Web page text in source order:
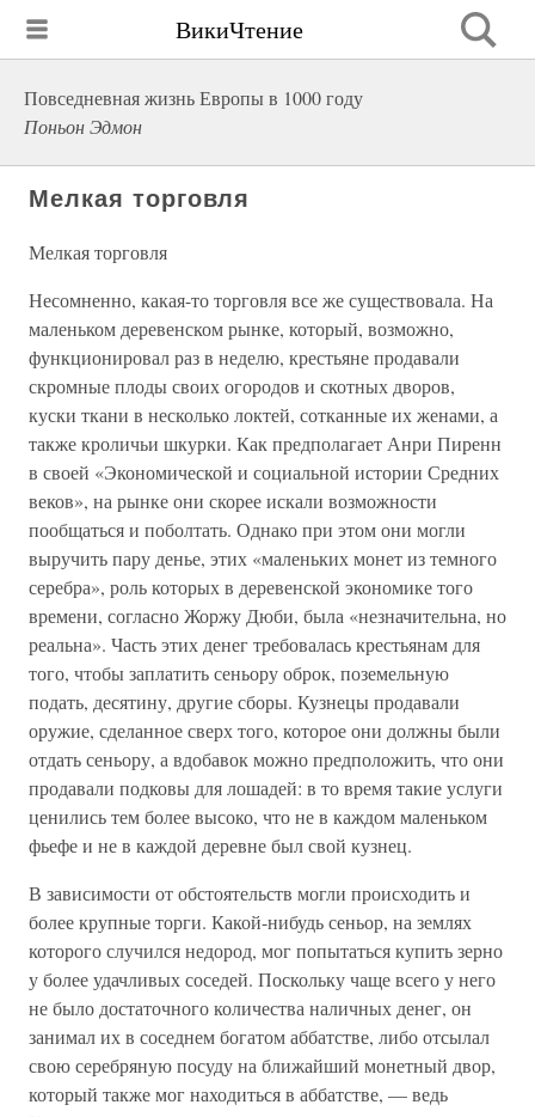
ВикиЧтение
Повседневная жизнь Европы в 1000 году
Поньон Эдмон
Мелкая торговля
Мелкая торговля
Несомненно, какая-то торговля все же существовала. На
маленьком деревенском рынке, который, возможно,
функционировал раз в неделю, крестьяне продавали
скромные плоды своих огородов и скотных дворов,
куски ткани в несколько локтей, сотканные их женами, а
также кроличьи шкурки. Как предполагает Анри Пиренн
в своей «Экономической и социальной истории Средних
веков», на рынке они скорее искали возможности
пообщаться и поболтать. Однако при этом они могли
выручить пару денье, этих «маленьких монет из темного
серебра», роль которых в деревенской экономике того
времени, согласно Жоржу Дюби, была «незначительна, но
реальна». Часть этих денег требовалась крестьянам для
того, чтобы заплатить сеньору оброк, поземельную
подать, десятину, другие сборы. Кузнецы продавали
оружие, сделанное сверх того, которое они должны были
отдать сеньору, а вдобавок можно предположить, что они
продавали подковы для лошадей: в то время такие услуги
ценились тем более высоко, что не в каждом маленьком
фьефе и не в каждой деревне был свой кузнец.
В зависимости от обстоятельств могли происходить и
более крупные торги. Какой-нибудь сеньор, на землях
которого случился недород, мог попытаться купить зерно
у более удачливых соседей. Поскольку чаще всего у него
не было достаточного количества наличных денег, он
занимал их в соседнем богатом аббатстве, либо отсылал
свою серебряную посуду на ближайший монетный двор,
который также мог находиться в аббатстве, — ведь